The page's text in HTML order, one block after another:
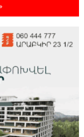
փակվել է
պատճառով
և
գործող
խնդիր